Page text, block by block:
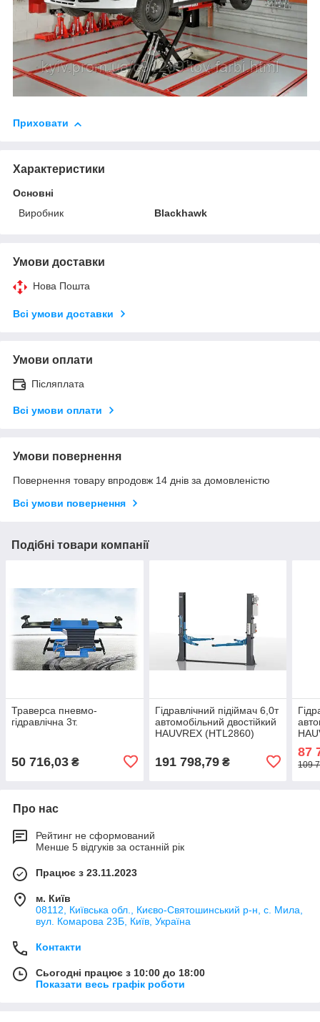
Приховати
Характеристики
Основні
Виробник
Blackhawk
Умови доставки
Нова Пошта
Всі умови доставки
Умови оплати
Післяплата
Всі умови оплати
Умови повернення
Повернення товару впродовж 14 днів за домовленістю
Всі умови повернення
Подібні товари компанії
Траверса пневмо-
гідравлічна 3т.
50 716,03 ₴
Гідравлічний підіймач 6,0т
автомобільний двостійкий
HAUVREX (HTL2860)
191 798,79₴
87
109
Про нас
Рейтинг не сформований
Менше 5 відгуків за останній рік
Працює з 23.11.2023
м. Київ
08112, Київська обл., Києво-Святошинський р-н, с. Мила,
вул. Комарова 23Б, Київ, Україна
Контакти
Сьогодні працює з 10:00 до 18:00
Показати весь графік роботи